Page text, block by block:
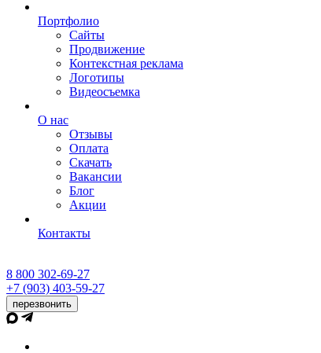
Портфолио
Сайты
Продвижение
Контекстная реклама
Логотипы
Видеосъемка
О нас
Отзывы
Оплата
Скачать
Вакансии
Блог
Акции
Контакты
8 800 302-69-27
+7 (903) 403-59-27
перезвонить